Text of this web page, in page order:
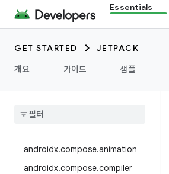
Essentials
GET STARTED
JETPACK
개요
가이드 샘플
androidx.camera.media3
androidx.car
androidx.car.app
androidx
androidx.compose.animation
androidx.compose.compiler